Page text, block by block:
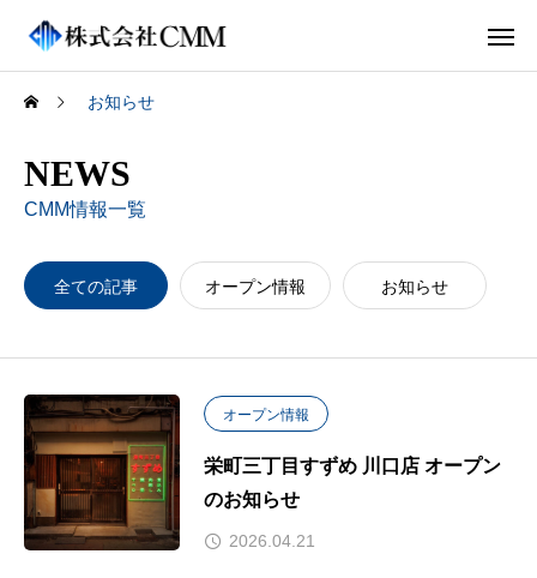
お知らせ
NEWS
CMM情報一覧
全ての記事 オープン情報 お知らせ
オープン情報
栄町三丁目すずめ 川口店 オープン
のお知らせ
2026.04.21